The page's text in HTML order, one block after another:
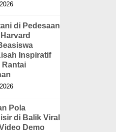
di Pedesaan
Inspiratif
Rantai
Pola
di Balik Viral
Demo